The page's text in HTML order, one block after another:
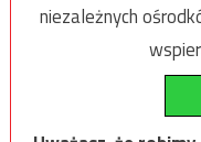
niezależnych